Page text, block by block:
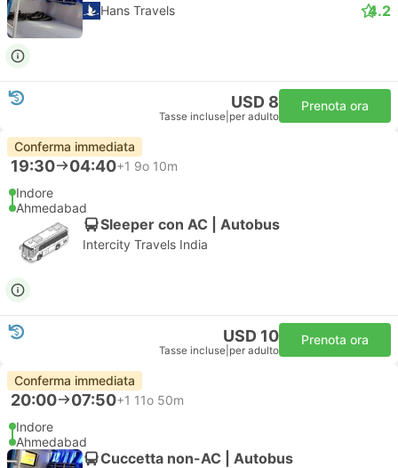
Hans Travels 4.2
USD 8
Tasse incluse per adulto
Prenota ora
Conferma immediata
19:30 04:40+1 9o 10m
Indore
Ahmedabad
Sleeper con AC | Autobus
Intercity Travels India
USD 10
Tasse incluse per adulto
Prenota ora
Conferma immediata
20:00 07:50+1 11o 50m
Indore
Ahmedabad
Cuccetta non-AC | Autobus